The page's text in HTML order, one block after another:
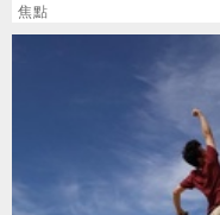
揚
焦點